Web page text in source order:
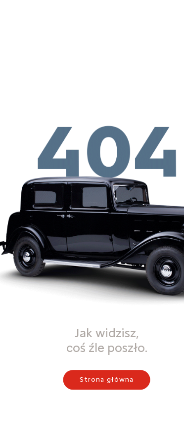
Jak widzisz,
coś źle poszło.
Strona główna